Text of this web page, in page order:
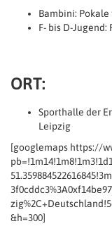
Bambini:
F- bis D-
ORT:
Sporthalle der
Leipzig
[googlemaps https://
&h=300]